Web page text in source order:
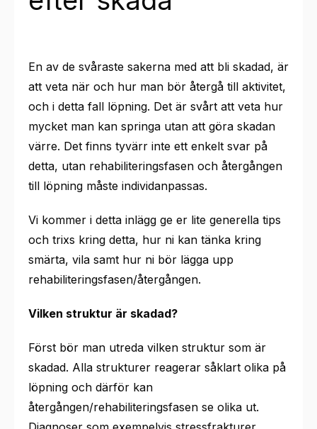
En av de svåraste sakerna med att bli skadad, är
att veta när och hur man bör återgå till aktivitet,
och i detta fall löpning. Det är svårt att veta hur
mycket man kan springa utan att göra skadan
värre. Det finns tyvärr inte ett enkelt svar på
detta, utan rehabiliteringsfasen och återgången
till löpning måste individanpassas.
Vi kommer i detta inlägg ge er lite generella tips
och trixs kring detta, hur ni kan tänka kring
smärta, vila samt hur ni bör lägga upp
rehabiliteringsfasen/återgången.
Vilken struktur är skadad?
Först bör man utreda vilken struktur som är
skadad. Alla strukturer reagerar såklart olika på
löpning och därför kan
återgången/rehabiliteringsfasen se olika ut.